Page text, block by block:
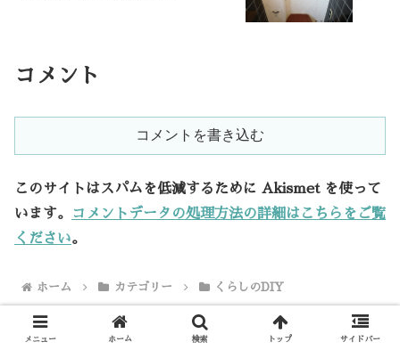
コメント
コメントを書き込む
このサイトはスパムを低減するために Akismet を使って
います。
コメントデータの処理方法の詳細はこちらをご覧
ください。
ホーム カテゴリー くらしのDIY
メニュー ホーム 検索 トップ サイドバー